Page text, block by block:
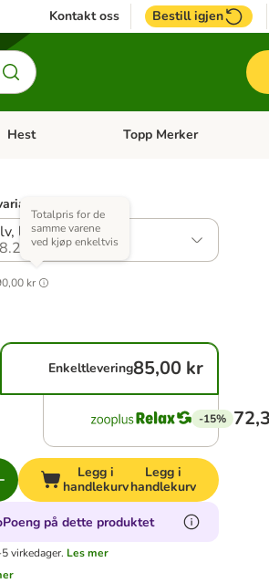
Kontakt oss Bestill igjen
Åpne kategorimeny: + Veterinærfôr
Hest Åpne kategorimeny: Hest
Topp Merker
lam
kr
Totalpris for de
samme varene
ved kjøp enkeltvis
Enkeltlevering85,00 kr
-15%
Legg i
handlekurv
Legg i
handlekurv
på dette produktet
virkedager. Les mer